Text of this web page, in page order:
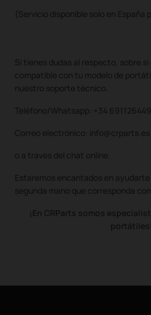
(Servicio disponible solo en España
Si tienes dudas al respecto, sobre
compatible con tu modelo de
nuestro soporte técnico.
Teléfono/Whatsapp: +34 691126449
Correo electrónico: info@crparts.es
o a traves del chat online.
Estaremos encantados en
segunda mano que corresponda
¡En CRParts somos
portátiles!